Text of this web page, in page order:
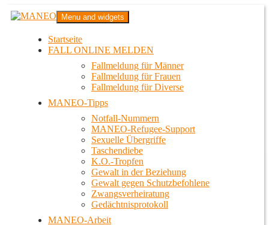
Zum
InhaltMANEO
Das schwule Anti-Gewalt-Projekt in Berlin
Menu and widgets
Startseite
FALL ONLINE MELDEN
Fallmeldung für Männer
Fallmeldung für Frauen
Fallmeldung für Diverse
MANEO-Tipps
Notfall-Nummern
MANEO-Refugee-Support
Sexuelle Übergriffe
Taschendiebe
K.O.-Tropfen
Gewalt in der Beziehung
Gewalt gegen Schutzbefohlene
Zwangsverheiratung
Gedächtnisprotokoll
MANEO-Arbeit